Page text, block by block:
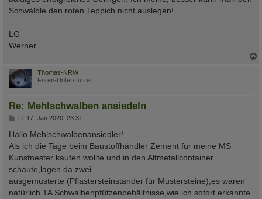
Schwälble den roten Teppich nicht auslegen!
LG
Werner
Thomas-NRW
Foren-Unterstützer
Re: Mehlschwalben ansiedeln
B
i
r
a
g
Fr 17. Jan 2020, 23:31
Hallo Mehlschwalbenansiedler!
Als ich die Tage beim Baustoffhändler Zement für meine MS
Kunstnester kaufen wollte und in den Altmetallcontainer
schaute,lagen da zwei
ausgemusterte (Pflastersteinständer für Mustersteine),es waren
natürlich 1A Schwalbenpfützenbehältnisse,wie ich sofort erkannte